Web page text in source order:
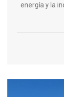
energía y la